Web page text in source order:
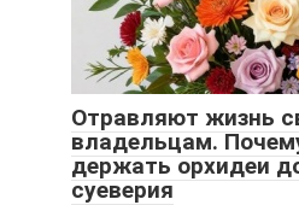
Отравляют жизнь
владельцам.
держать орхидеи
суеверия